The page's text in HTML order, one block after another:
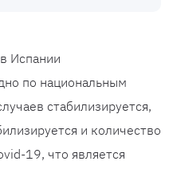
Испании
по национальным
стабилизируется,
и количество
19, что является